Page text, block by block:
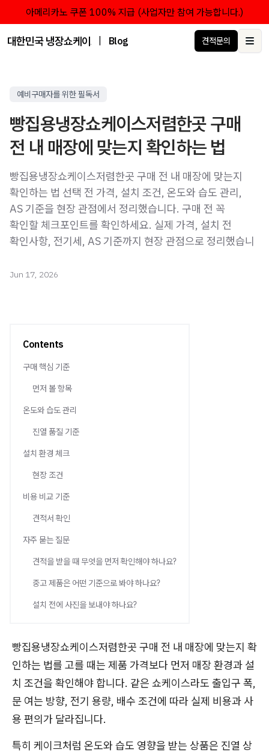
아메리카노 쿠폰 100% 지급 (사업자만 참여 가능합니다.)
대한민국 냉장쇼케이스 점유율 1위 브랜드 한성쇼케이스
Blog 견적문의
예비구매자를 위한 필독서
빵집용냉장쇼케이스저렴한곳 구매
전 내 매장에 맞는지 확인하는 법
빵집용냉장쇼케이스저렴한곳 구매 전 내 매장에 맞는지
확인하는 법 선택 전 가격, 설치 조건, 온도와 습도 관리,
AS 기준을 현장 관점에서 정리했습니다. 구매 전 꼭
확인할 체크포인트를 확인하세요. 실제 가격, 설치 전
확인사항, 전기세, AS 기준까지 현장 관점으로 정리했습니
Jun 17, 2026
Contents
구매 핵심 기준
먼저 볼 항목
온도와 습도 관리
진열 품질 기준
설치 환경 체크
현장 조건
비용 비교 기준
견적서 확인
자주 묻는 질문
견적을 받을 때 무엇을 먼저 확인해야 하나요?
중고 제품은 어떤 기준으로 봐야 하나요?
설치 전에 사진을 보내야 하나요?
빵집용냉장쇼케이스저렴한곳 구매 전 내 매장에 맞는지 확
인하는 법를 고를 때는 제품 가격보다 먼저 매장 환경과 설
치 조건을 확인해야 합니다. 같은 쇼케이스라도 출입구 폭,
문 여는 방향, 전기 용량, 배수 조건에 따라 실제 비용과 사
용 편의가 달라집니다.
특히 케이크처럼 온도와 습도 영향을 받는 상품은 진열 상